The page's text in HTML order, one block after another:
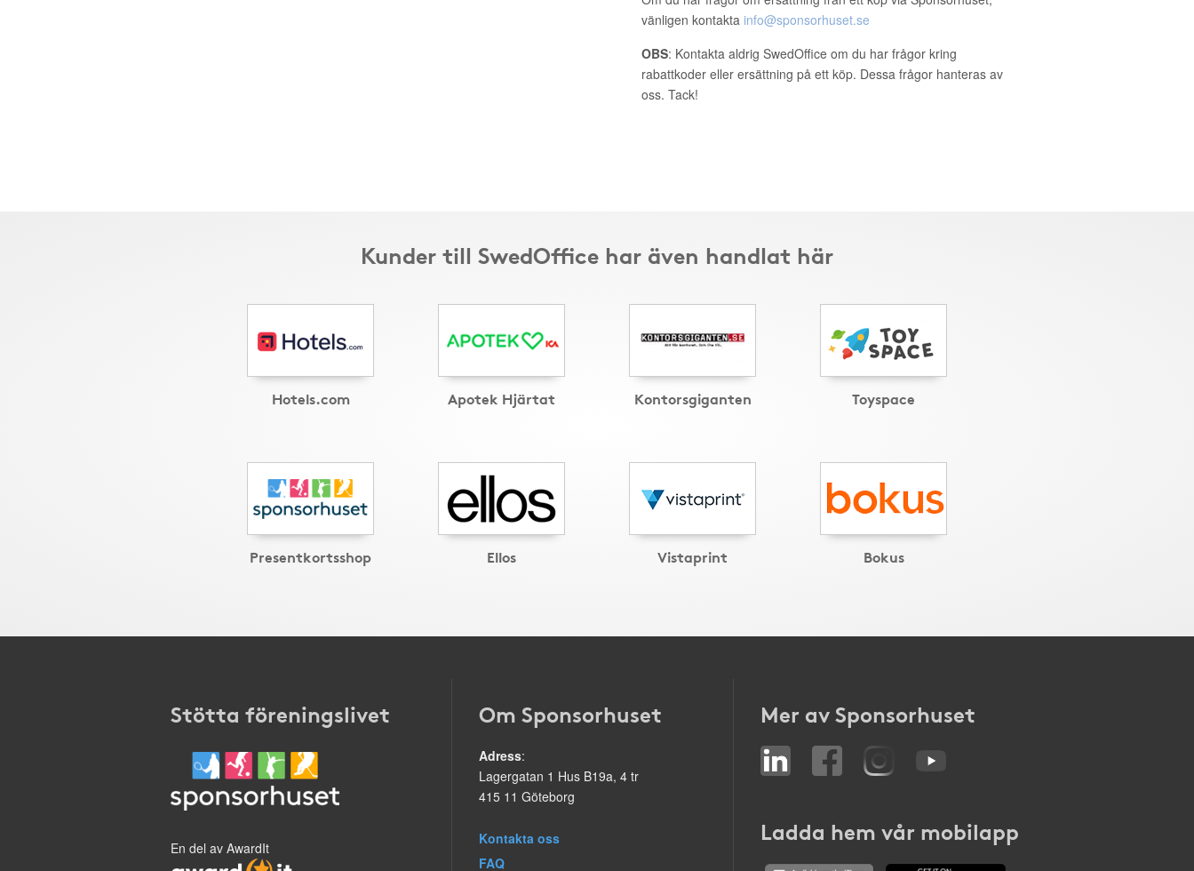
vänligen kontakta info@sponsorhuset.se
OBS: Kontakta aldrig SwedOffice om du har frågor kring
rabattkoder eller ersättning på ett köp. Dessa frågor hanteras av
oss. Tack!
Kunder till SwedOffice har även handlat här
Hotels.com Apotek Hjärtat Kontorsgiganten Toyspace
Presentkortsshop Ellos Vistaprint Bokus
Stötta föreningslivet
En del av AwardIt
Om Sponsorhuset
Adress:
Lagergatan 1 Hus B19a, 4 tr
415 11 Göteborg
Kontakta oss
FAQ
Mer av Sponsorhuset
Ladda hem vår mobilapp